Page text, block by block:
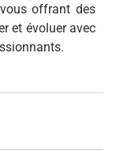
offrant des
et évoluer avec